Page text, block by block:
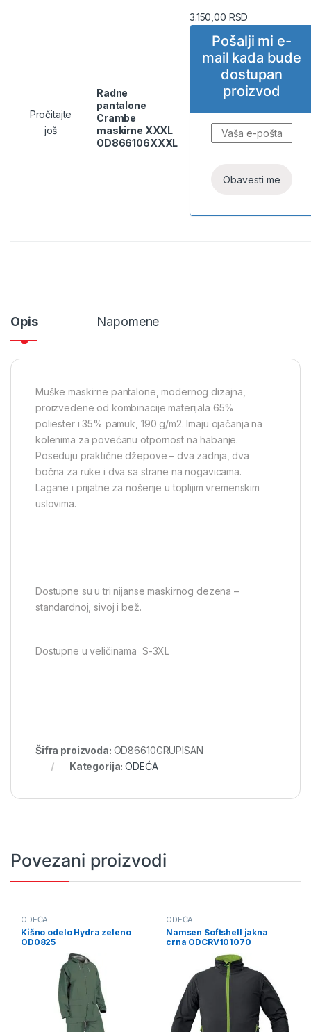
Pročitajte
još
Radne
pantalone
Crambe
maskirne XXXL
OD866106XXXL
3.150,00 RSD
Pošalji mi e-
mail kada bude
dostupan
proizvod
Opis Napomene
Muške maskirne pantalone, modernog dizajna,
proizvedene od kombinacije materijala 65%
poliester i 35% pamuk, 190 g/m2. Imaju ojačanja na
kolenima za povećanu otpornost na habanje.
Poseduju praktične džepove – dva zadnja, dva
bočna za ruke i dva sa strane na nogavicama.
Lagane i prijatne za nošenje u toplijim vremenskim
uslovima.
Dostupne su u tri nijanse maskirnog dezena –
standardnoj, sivoj i bež.
Dostupne u veličinama S-3XL
Šifra proizvoda: OD86610GRUPISAN
Kategorija:ODEĆA
Povezani proizvodi
ODEĆA
Kišno odelo Hydra zeleno
OD0825
ODEĆA
Namsen Softshell jakna
crna ODCRV101070